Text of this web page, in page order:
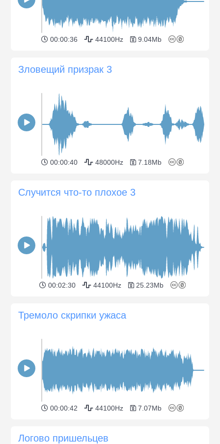
00:00:36 44100Hz 9.04Mb
Зловещий призрак 3
00:00:40 48000Hz 7.18Mb
Случится что-то плохое 3
00:02:30 44100Hz 25.23Mb
Тремоло скрипки ужаса
00:00:42 44100Hz 7.07Mb
Логово пришельцев